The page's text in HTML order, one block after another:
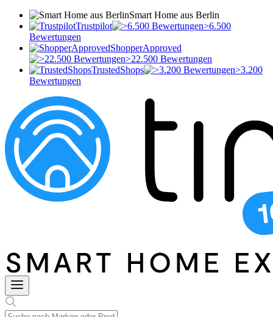
Smart Home aus Berlin
Trustpilot
>6.500
Bewertungen
ShopperApproved
>22.500 Bewertungen
TrustedShops
>3.200
Bewertungen